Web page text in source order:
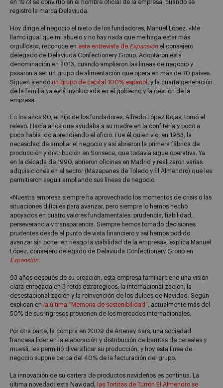
en 1973 se convirtió en el nombre oficial de la empresa, cuando se
registró la marca Delaviuda.
Hoy dirige el negocio el nieto de los fundadores, Manuel López. «Me
llamo igual que mi abuelo y no hay nada que me haga estar más
orgulloso», reconoce en esta entrevista de Expansiónel consejero
delegado de Delaviuda Confectionery Group. Adoptaron esta
denominación en 2013, cuando ampliaron las líneas de negocio y
pasaron a ser un grupo de alimentación que opera en más de 70 países.
Siguen siendo un grupo de capital 100% español , y la cuarta generación
de la familia ya está involucrada en el gobierno y la gestión de la
empresa.
En los años 90, el hijo de los fundadores, Alfredo López Rojas, tomó el
relevo. Hacía años que ayudaba a su madre en la confitería y poco a
poco había ido aprendiendo el oficio. Fue él quien vio, en 1963, la
necesidad de ampliar el negocio y así abrieron la primera fábrica de
producción y distribución en Sonseca, que todavía sigue operativa. Ya
en la década de 1990, abrieron oficinas en Madrid y realizaron varias
adquisiciones en el sector (Mazapanes de Toledo y El Almendro) que les
permitieron seguir ampliando sus líneas de negocio.
«Nuestra empresa siempre ha aprovechado los momentos de crisis o las
situaciones difíciles para avanzar, pero siempre lo hemos hecho
apoyados en cuatro valores fundamentales: prudencia, fiabilidad,
perseverancia y transparencia. Siempre hemos tomado decisiones
prudentes desde el punto de vista financiero y así hemos podido
avanzar sin poner en riesgo la viabilidad de la empresa», explica Manuel
López, consejero delegado de Delaviuda Confectionery Group en
Expansión.
93 años después de su creación, esta empresa familiar tiene una visión
clara enfocada en 3 retos estratégicos: la internacionalización, la
desestacionalización y la reinvención de los dulces de Navidad. Según
explican en
la última “Memoria de sostenibilidad”, actualmente más del
50% de sus ingresos provienen de los mercados internacionales.
Por otra parte, la compra en 2009 de Artenay Bars, una sociedad
francesa líder en la elaboración y distribución de barritas de cereales y
muesli, les permitió diversificar su producción, y hoy esta línea de
negocio supone cerca del 40% de la facturación del grupo.
La innovación de su cartera de productos navideños es continua. La
última novedad: esta Navidad,
las Tortitas de Turrón El Almendro se